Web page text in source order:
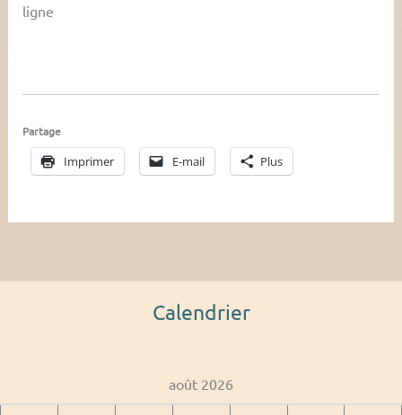
ligne
Partage
Imprimer E-mail Plus
Calendrier
août 2026